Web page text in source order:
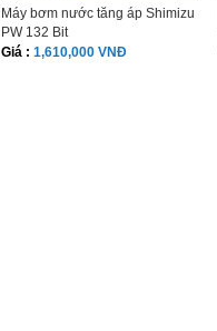
Máy bơm nước tăng áp Shimizu
PW 132 Bit
Giá : 1,610,000 VNĐ